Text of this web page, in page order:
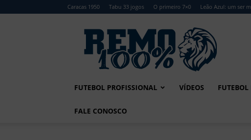
Caracas 1950 Tabu 33 jogos O primeiro 7×0 Leão Azul: um ser
Remo
FUTEBOL PROFISSIONAL VÍDEOS FUTEBOL
FALE CONOSCO